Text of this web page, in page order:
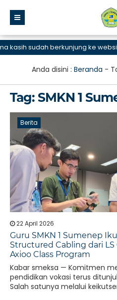
berkunjung ke website resmi
Anda disini : Beranda -
Tag: SMKN 1
Berita
22 April 2026
Guru SMKN 1 Sumenep
Structured Cabling dari
Axioo Class Program
Kabar smeksa — Komitmen
pendidikan vokasi terus
Salah satunya melalui